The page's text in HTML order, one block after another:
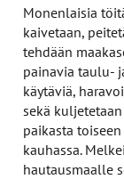
Monenlaisia
kaivetaan,
tehdään
painavia taulu-
käytäviä,
sekä
paikasta
kauhassa.
hautausmaalle